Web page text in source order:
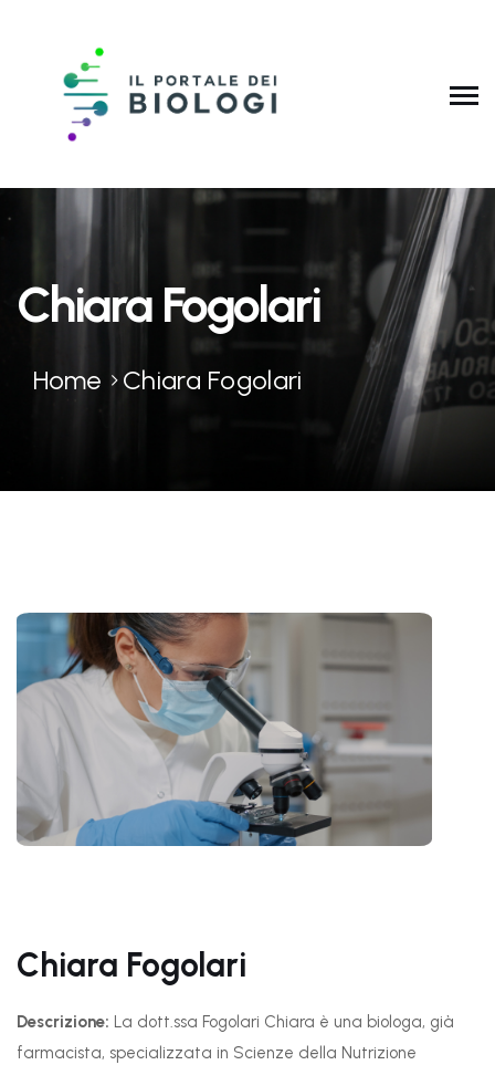
Chiara Fogolari
Home Chiara Fogolari
Chiara Fogolari
Descrizione: La dott.ssa Fogolari Chiara è una biologa, già
farmacista, specializzata in Scienze della Nutrizione